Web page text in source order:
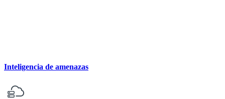
Inteligencia de amenazas